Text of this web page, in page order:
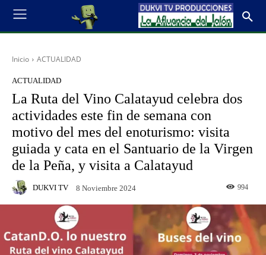
Inicio ACTUALIDAD
ACTUALIDAD
La Ruta del Vino Calatayud celebra dos
actividades este fin de semana con
motivo del mes del enoturismo: visita
guiada y cata en el Santuario de la Virgen
de la Peña, y visita a Calatayud
DUKVI TV 8 Noviembre 2024 994